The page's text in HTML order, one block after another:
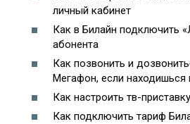
личный кабинет
Как в Билайн подключить
абонента
Как позвонить и
Мегафон, если находишься
Как настроить тв-
Как подключить тариф